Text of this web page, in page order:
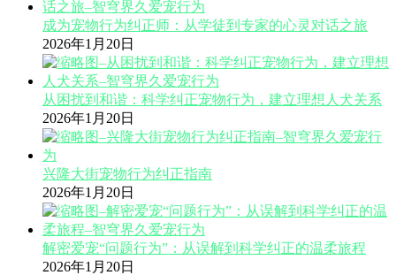
成为宠物行为纠正师：从学徒到专家的心灵对话之旅
2026年1月20日
从困扰到和谐：科学纠正宠物行为，建立理想人犬关系
2026年1月20日
兴隆大街宠物行为纠正指南
2026年1月20日
解密爱宠“问题行为”：从误解到科学纠正的温柔旅程
2026年1月20日